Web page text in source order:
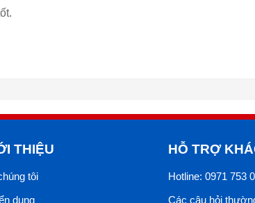
THIỆU
tôi
dụng
HỖ TRỢ
Hotline: 0971 753
Các câu hỏi